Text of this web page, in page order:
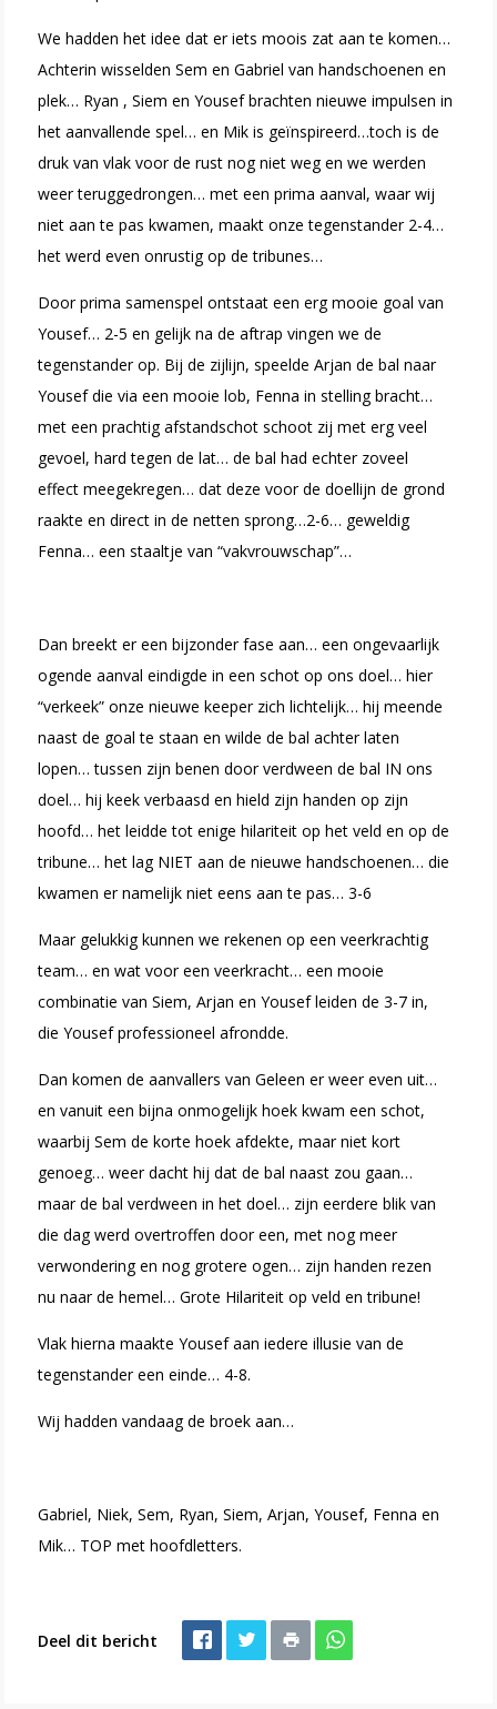
We hadden het idee dat er iets moois zat aan te komen…
Achterin wisselden Sem en Gabriel van handschoenen en
plek… Ryan , Siem en Yousef brachten nieuwe impulsen in
het aanvallende spel… en Mik is geïnspireerd…toch is de
druk van vlak voor de rust nog niet weg en we werden
weer teruggedrongen… met een prima aanval, waar wij
niet aan te pas kwamen, maakt onze tegenstander 2-4…
het werd even onrustig op de tribunes…
Door prima samenspel ontstaat een erg mooie goal van
Yousef… 2-5 en gelijk na de aftrap vingen we de
tegenstander op. Bij de zijlijn, speelde Arjan de bal naar
Yousef die via een mooie lob, Fenna in stelling bracht…
met een prachtig afstandschot schoot zij met erg veel
gevoel, hard tegen de lat… de bal had echter zoveel
effect meegekregen… dat deze voor de doellijn de grond
raakte en direct in de netten sprong…2-6… geweldig
Fenna… een staaltje van “vakvrouwschap”…
Dan breekt er een bijzonder fase aan… een ongevaarlijk
ogende aanval eindigde in een schot op ons doel… hier
“verkeek” onze nieuwe keeper zich lichtelijk… hij meende
naast de goal te staan en wilde de bal achter laten
lopen… tussen zijn benen door verdween de bal IN ons
doel… hij keek verbaasd en hield zijn handen op zijn
hoofd… het leidde tot enige hilariteit op het veld en op de
tribune… het lag NIET aan de nieuwe handschoenen… die
kwamen er namelijk niet eens aan te pas… 3-6
Maar gelukkig kunnen we rekenen op een veerkrachtig
team… en wat voor een veerkracht… een mooie
combinatie van Siem, Arjan en Yousef leiden de 3-7 in,
die Yousef professioneel afrondde.
Dan komen de aanvallers van Geleen er weer even uit…
en vanuit een bijna onmogelijk hoek kwam een schot,
waarbij Sem de korte hoek afdekte, maar niet kort
genoeg… weer dacht hij dat de bal naast zou gaan…
maar de bal verdween in het doel… zijn eerdere blik van
die dag werd overtroffen door een, met nog meer
verwondering en nog grotere ogen… zijn handen rezen
nu naar de hemel… Grote Hilariteit op veld en tribune!
Vlak hierna maakte Yousef aan iedere illusie van de
tegenstander een einde… 4-8.
Wij hadden vandaag de broek aan…
Gabriel, Niek, Sem, Ryan, Siem, Arjan, Yousef, Fenna en
Mik… TOP met hoofdletters.
Deel dit bericht